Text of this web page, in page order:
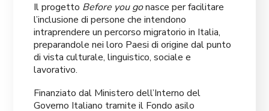
Il progetto Before you gonasce per facilitare
l’inclusione di persone che intendono
intraprendere un percorso migratorio in Italia,
preparandole nei loro Paesi di origine dal punto
di vista culturale, linguistico, sociale e
lavorativo.
Finanziato dal Ministero dell’Interno del
Governo Italiano tramite il Fondo asilo